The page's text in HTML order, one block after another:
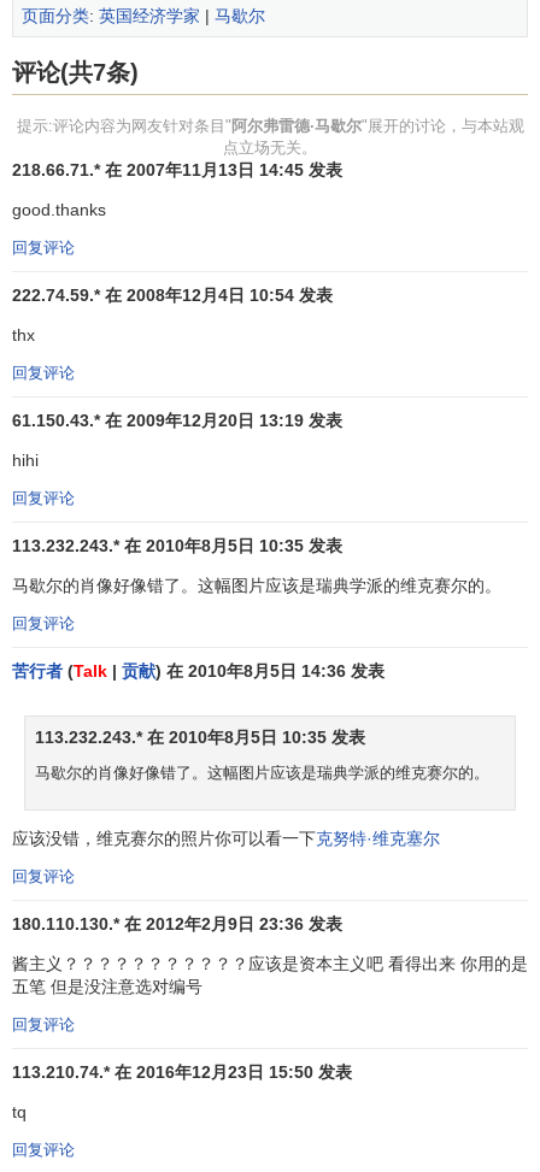
《经济骑士道精神的社会可能性》
《战后的国家税收》
《工业与贸易》
《阿尔弗雷德·马歇尔纪念集》
《马歇尔官方文献集》等等。
页面分类: 英国经济学家 | 马歇尔
评论(共7条)
提示:评论内容为网友针对条目"阿尔弗雷德·马歇尔"展开的讨论，与本站观
点立场无关。
218.66.71.* 在 2007年11月13日 14:45 发表
good.thanks
回复评论
222.74.59.* 在 2008年12月4日 10:54 发表
thx
回复评论
61.150.43.* 在 2009年12月20日 13:19 发表
hihi
回复评论
113.232.243.* 在 2010年8月5日 10:35 发表
马歇尔的肖像好像错了。这幅图片应该是瑞典学派的维克赛尔的。
回复评论
苦行者 (Talk | 贡献) 在 2010年8月5日 14:36 发表
113.232.243.* 在 2010年8月5日 10:35 发表
马歇尔的肖像好像错了。这幅图片应该是瑞典学派的维克赛尔的。
应该没错，维克赛尔的照片你可以看一下克努特·维克塞尔
回复评论
180.110.130.* 在 2012年2月9日 23:36 发表
酱主义？？？？？？？？？？？应该是资本主义吧 看得出来 你用的是
五笔 但是没注意选对编号
回复评论
113.210.74.* 在 2016年12月23日 15:50 发表
tq
回复评论